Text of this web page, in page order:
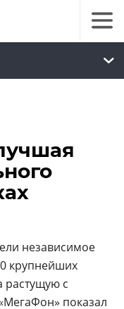
независимое
крупнейших
растущую с
показал